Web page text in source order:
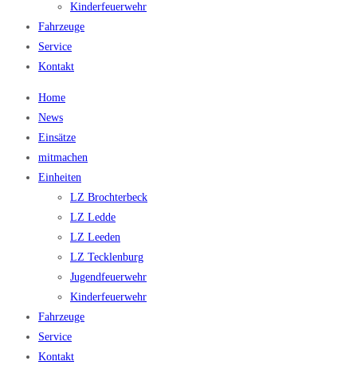
Kinderfeuerwehr
Fahrzeuge
Service
Kontakt
Home
News
Einsätze
mitmachen
Einheiten
LZ Brochterbeck
LZ Ledde
LZ Leeden
LZ Tecklenburg
Jugendfeuerwehr
Kinderfeuerwehr
Fahrzeuge
Service
Kontakt